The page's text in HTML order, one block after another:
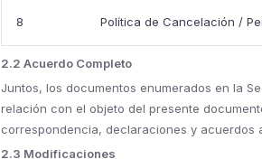
8 Política de Cancelación /
2.2 Acuerdo Completo
Juntos, los documentos enumerados en la
relación con el objeto del presente
correspondencia, declaraciones y acuerdos
2.3 Modificaciones